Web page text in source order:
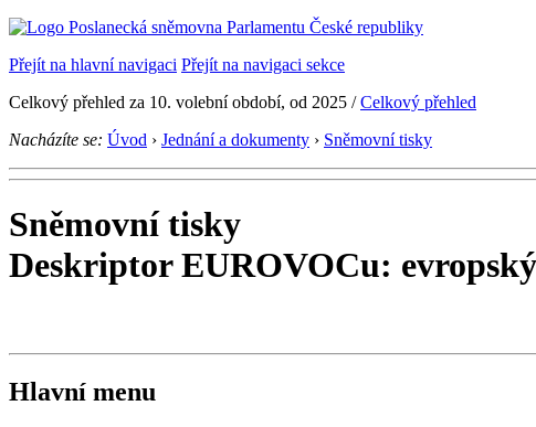
Přejít na hlavní navigaci Přejít na navigaci sekce
Celkový přehled za 10. volební období, od 2025 /Celkový přehled
Nacházíte se: Úvod › Jednání a dokumenty › Sněmovní tisky
Sněmovní tisky
Deskriptor EUROVOCu:
Hlavní menu